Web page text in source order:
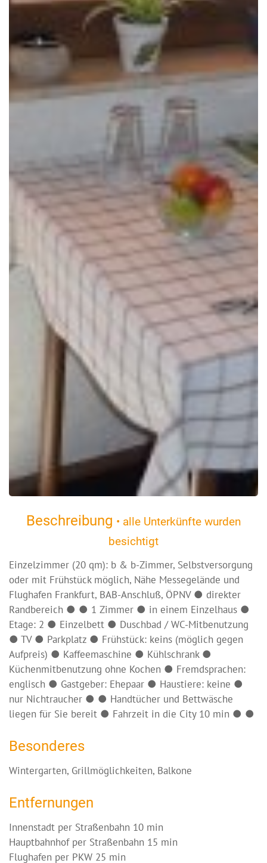
Beschreibung • alle Unterkünfte wurden
besichtigt
Einzelzimmer (20 qm): b & b-Zimmer, Selbstversorgung
oder mit Frühstück möglich, Nähe Messegelände und
Flughafen Frankfurt, BAB-Anschluß, ÖPNV ● direkter
Randbereich ● ● 1 Zimmer ● in einem Einzelhaus ●
Etage: 2 ● Einzelbett ● Duschbad / WC-Mitbenutzung
● TV ● Parkplatz ● Frühstück: keins (möglich gegen
Aufpreis) ● Kaffeemaschine ● Kühlschrank ●
Küchenmitbenutzung ohne Kochen ● Fremdsprachen:
englisch ● Gastgeber: Ehepaar ● Haustiere: keine ●
nur Nichtraucher ● ● Handtücher und Bettwäsche
liegen für Sie bereit ● Fahrzeit in die City 10 min ● ●
Besonderes
Wintergarten, Grillmöglichkeiten, Balkone
Entfernungen
Innenstadt per Straßenbahn 10 min
Hauptbahnhof per Straßenbahn 15 min
Flughafen per PKW 25 min